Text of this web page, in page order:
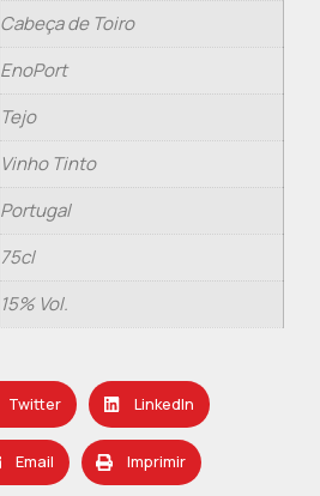
Cabeça de Toiro
EnoPort
Tejo
Vinho Tinto
Portugal
75cl
15% Vol.
Twitter LinkedIn
Email Imprimir